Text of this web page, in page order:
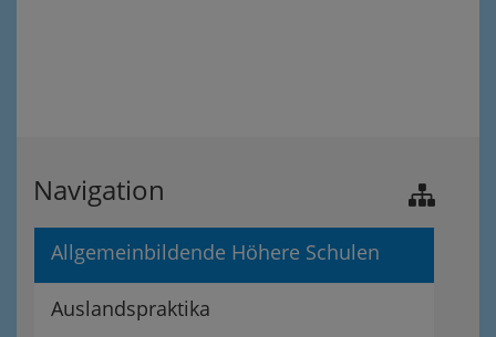
Navigation
Allgemeinbildende Höhere Schulen
Auslandspraktika